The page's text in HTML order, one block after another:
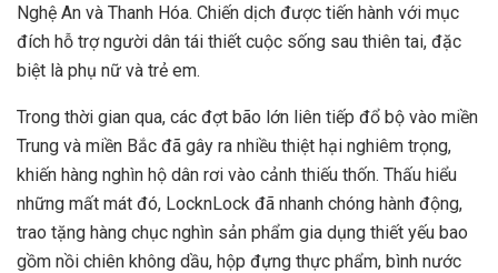
Nghệ An và Thanh Hóa. Chiến dịch được tiến hành với mục
đích hỗ trợ người dân tái thiết cuộc sống sau thiên tai, đặc
biệt là phụ nữ và trẻ em.
Trong thời gian qua, các đợt bão lớn liên tiếp đổ bộ vào miền
Trung và miền Bắc đã gây ra nhiều thiệt hại nghiêm trọng,
khiến hàng nghìn hộ dân rơi vào cảnh thiếu thốn. Thấu hiểu
những mất mát đó, LocknLock đã nhanh chóng hành động,
trao tặng hàng chục nghìn sản phẩm gia dụng thiết yếu bao
gồm nồi chiên không dầu, hộp đựng thực phẩm, bình nước